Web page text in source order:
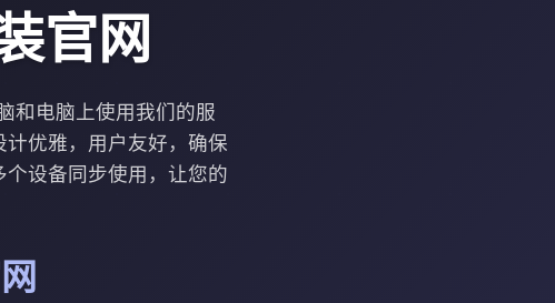
官网
和电脑上使用我们的服
优雅，用户友好，确保
设备同步使用，让您的